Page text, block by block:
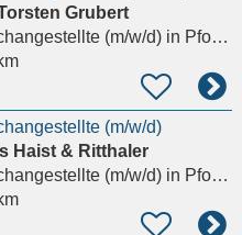
Grubert
(m/w/d)in Pforzheim
(m/w/d)
Haist & Ritthaler
(m/w/d)in Pforzheim